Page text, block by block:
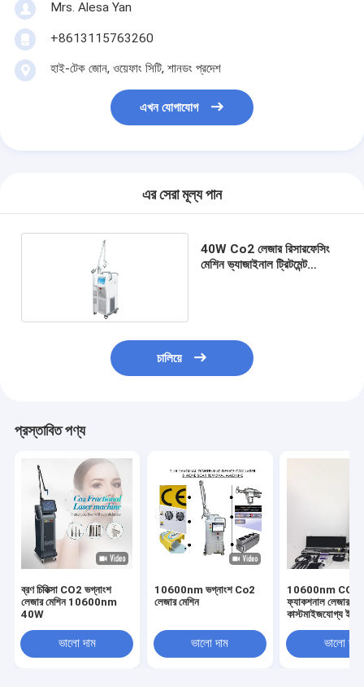
Mrs. Alesa Yan
+8613115763260
হাই-টেক জোন, ওয়েফাং সিটি, শানডং প্রদেশ
এখন যোগাযোগ
এর সেরা মূল্য পান
40W Co2 লেজার রিসারফেসিং
মেশিন ভ্যাজাইনাল ট্রিটমেন্ট
চালিয়ে
প্রস্তাবিত পণ্য
ব্রণ চিকিত্সা CO2 ভগ্নাংশ
লেজার মেশিন 10600nm
40W
ভালো দাম
10600nm ভগ্নাংশ Co2
লেজার মেশিন
ভালো দাম
10600nm CO2
ফ্যাকশনাল লেজার
কাস্টমাইজযোগ্য
ভালো দাম